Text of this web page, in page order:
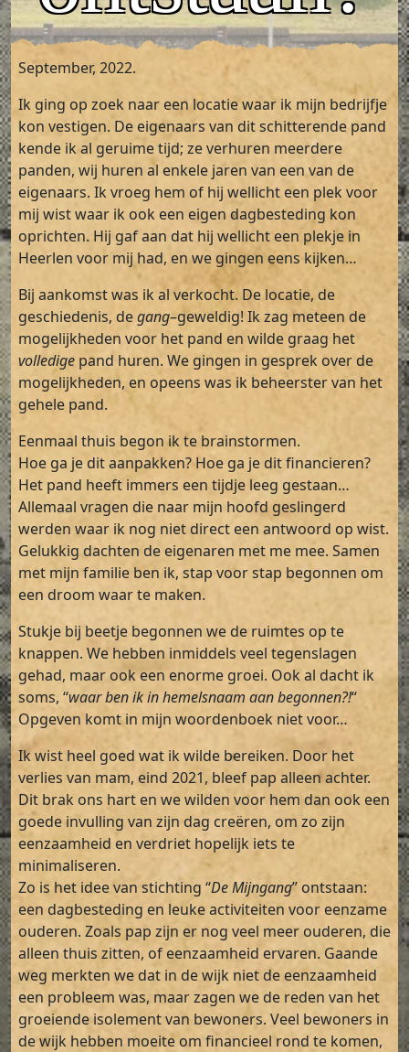
September, 2022.
Ik ging op zoek naar een locatie waar ik mijn bedrijfje
kon vestigen. De eigenaars van dit schitterende pand
kende ik al geruime tijd; ze verhuren meerdere
panden, wij huren al enkele jaren van een van de
eigenaars. Ik vroeg hem of hij wellicht een plek voor
mij wist waar ik ook een eigen dagbesteding kon
oprichten. Hij gaf aan dat hij wellicht een plekje in
Heerlen voor mij had, en we gingen eens kijken…
Bij aankomst was ik al verkocht. De locatie, de
geschiedenis, degang–geweldig! Ik zag meteen de
mogelijkheden voor het pand en wilde graag het
volledige pand huren. We gingen in gesprek over de
mogelijkheden, en opeens was ik beheerster van het
gehele pand.
Eenmaal thuis begon ik te brainstormen.
Hoe ga je dit aanpakken? Hoe ga je dit financieren?
Het pand heeft immers een tijdje leeg gestaan…
Allemaal vragen die naar mijn hoofd geslingerd
werden waar ik nog niet direct een antwoord op wist.
Gelukkig dachten de eigenaren met me mee. Samen
met mijn familie ben ik, stap voor stap begonnen om
een droom waar te maken.
Stukje bij beetje begonnen we de ruimtes op te
knappen. We hebben inmiddels veel tegenslagen
gehad, maar ook een enorme groei. Ook al dacht ik
soms, “waar ben ik in hemelsnaam aan begonnen?!“
Opgeven komt in mijn woordenboek niet voor…
Ik wist heel goed wat ik wilde bereiken. Door het
verlies van mam, eind 2021, bleef pap alleen achter.
Dit brak ons hart en we wilden voor hem dan ook een
goede invulling van zijn dag creëren, om zo zijn
eenzaamheid en verdriet hopelijk iets te
minimaliseren.
Zo is het idee van stichting “De Mijngang” ontstaan:
een dagbesteding en leuke activiteiten voor eenzame
ouderen. Zoals pap zijn er nog veel meer ouderen, die
alleen thuis zitten, of eenzaamheid ervaren. Gaande
weg merkten we dat in de wijk niet de eenzaamheid
een probleem was, maar zagen we de reden van het
groeiende isolement van bewoners. Veel bewoners in
de wijk hebben moeite om financieel rond te komen,